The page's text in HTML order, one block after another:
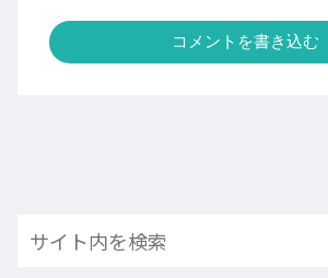
コメントを書き込む